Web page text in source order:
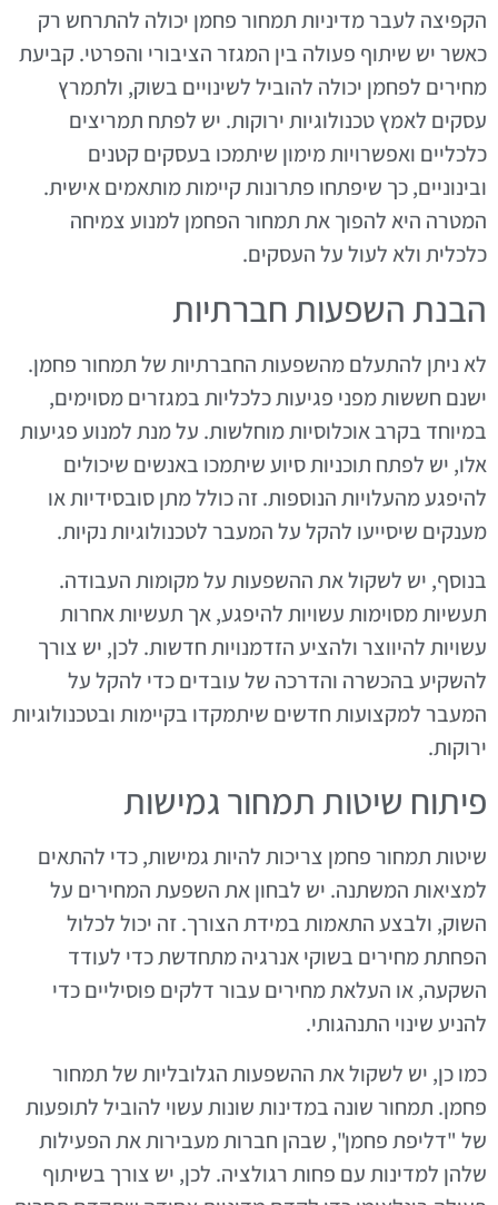
הקפיצה לעבר מדיניות תמחור פחמן יכולה להתרחש רק
כאשר יש שיתוף פעולה בין המגזר הציבורי והפרטי. קביעת
מחירים לפחמן יכולה להוביל לשינויים בשוק, ולתמרץ
עסקים לאמץ טכנולוגיות ירוקות. יש לפתח תמריצים
כלכליים ואפשרויות מימון שיתמכו בעסקים קטנים
ובינוניים, כך שיפתחו פתרונות קיימות מותאמים אישית.
המטרה היא להפוך את תמחור הפחמן למנוע צמיחה
כלכלית ולא לעול על העסקים.
הבנת השפעות חברתיות
לא ניתן להתעלם מהשפעות החברתיות של תמחור פחמן.
ישנם חששות מפני פגיעות כלכליות במגזרים מסוימים,
במיוחד בקרב אוכלוסיות מוחלשות. על מנת למנוע פגיעות
אלו, יש לפתח תוכניות סיוע שיתמכו באנשים שיכולים
להיפגע מהעלויות הנוספות. זה כולל מתן סובסידיות או
מענקים שיסייעו להקל על המעבר לטכנולוגיות נקיות.
בנוסף, יש לשקול את ההשפעות על מקומות העבודה.
תעשיות מסוימות עשויות להיפגע, אך תעשיות אחרות
עשויות להיווצר ולהציע הזדמנויות חדשות. לכן, יש צורך
להשקיע בהכשרה והדרכה של עובדים כדי להקל על
המעבר למקצועות חדשים שיתמקדו בקיימות ובטכנולוגיות
ירוקות.
פיתוח שיטות תמחור גמישות
שיטות תמחור פחמן צריכות להיות גמישות, כדי להתאים
למציאות המשתנה. יש לבחון את השפעת המחירים על
השוק, ולבצע התאמות במידת הצורך. זה יכול לכלול
הפחתת מחירים בשוקי אנרגיה מתחדשת כדי לעודד
השקעה, או העלאת מחירים עבור דלקים פוסיליים כדי
להניע שינוי התנהגותי.
כמו כן, יש לשקול את ההשפעות הגלובליות של תמחור
פחמן. תמחור שונה במדינות שונות עשוי להוביל לתופעות
של "דליפת פחמן", שבהן חברות מעבירות את הפעילות
שלהן למדינות עם פחות רגולציה. לכן, יש צורך בשיתוף